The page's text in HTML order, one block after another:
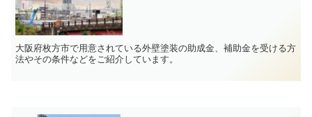
大阪府枚方市で用意されている外壁塗装の助成金、補助金を受ける方
法やその条件などをご紹介しています。